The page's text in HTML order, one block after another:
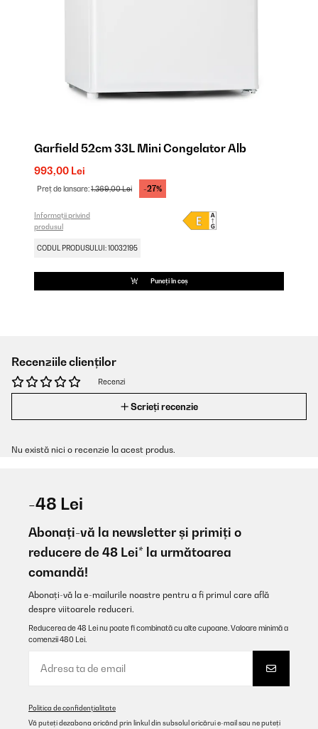
Garfield 52cm 33L Mini Congelator Alb
993,00 Lei
Preț de lansare:1.369,00 Lei -27%
Informații privind
produsul
CODUL PRODUSULUI: 10032195
Puneți în coș
Recenziile clienților
Recenzi
Scrieți recenzie
Nu există nici o recenzie la acest produs.
-48 Lei
Abonați-vă la newsletter și primiți o
reducere de 48 Lei* la următoarea
comandă!
Abonați-vă la e-mailurile noastre pentru a fi primul care află
despre viitoarele reduceri.
Reducerea de 48 Lei nu poate fi combinată cu alte cupoane. Valoare minimă a
comenzii 480 Lei.
Politica de confidențialitate
Vă puteți dezabona oricând prin linkul din subsolul oricărui e-mail sau ne puteți